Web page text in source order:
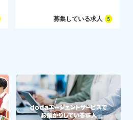
募集している求人 5